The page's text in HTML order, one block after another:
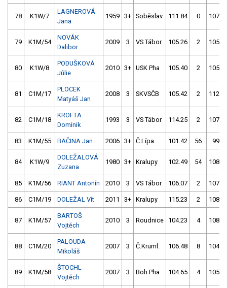
78 K1W/7
LAGNEROVÁ
Jana
1959 3+ Soběslav 111.84 0
79 K1M/54
NOVÁK
Dalibor
2009 3 VS Tábor 105.26 2
80 K1W/8
PODUŠKOVÁ
Jůlie
2010 3+ USK Pha 105.40 2
81 C1M/17
PLOCEK
Matyáš Jan
2008 3 SKVSČB 105.42 2
82 C1M/18
KROFTA
Dominik
1993 3 VS Tábor 114.25 2
83 K1M/55 BAČINA Jan 2006 3+ Č.Lípa 101.42 56
84 K1W/9
DOLEŽALOVÁ
Zuzana
1980 3+ Kralupy 102.49 54
85 K1M/56 RIANT Antonín 2010 3 VS Tábor 106.07 2
86 C1M/19 DOLEŽAL Vít 2011 3+ Kralupy 115.23 2
87 K1M/57
BARTOŠ
Vojtěch
2010 3 Roudnice 104.23 4
88 C1M/20
PALOUDA
Mikoláš
2007 3 Č.Kruml. 106.48 8
89 K1M/58
ŠTOCHL
Vojtěch
2007 3 Boh.Pha 104.65 4